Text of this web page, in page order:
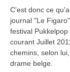
C'est donc ce
journal "Le
festival
courant Juillet
chemins, selon
drame belge.